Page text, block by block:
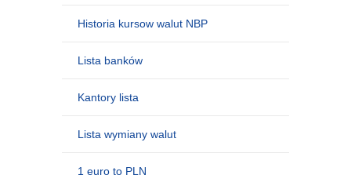
Historia kursow walut NBP
Lista banków
Kantory lista
Lista wymiany walut
1 euro to PLN